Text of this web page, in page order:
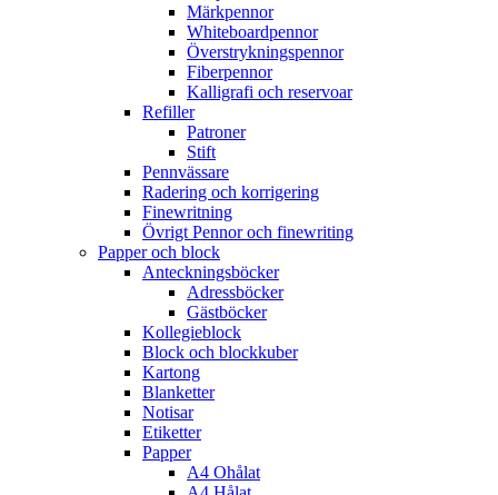
Märkpennor
Whiteboardpennor
Överstrykningspennor
Fiberpennor
Kalligrafi och reservoar
Refiller
Patroner
Stift
Pennvässare
Radering och korrigering
Finewritning
Övrigt Pennor och finewriting
Papper och block
Anteckningsböcker
Adressböcker
Gästböcker
Kollegieblock
Block och blockkuber
Kartong
Blanketter
Notisar
Etiketter
Papper
A4 Ohålat